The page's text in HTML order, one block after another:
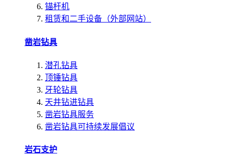
锚杆机
租赁和二手设备（外部网站）
凿岩钻具
潜孔钻具
顶锤钻具
牙轮钻具
天井钻进钻具
凿岩钻具服务
凿岩钻具可持续发展倡议
岩石支护